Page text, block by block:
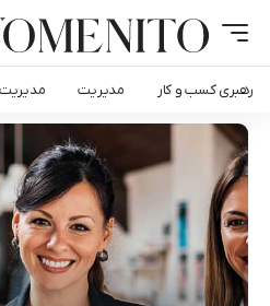
رهبری کسب و کار مدیریت